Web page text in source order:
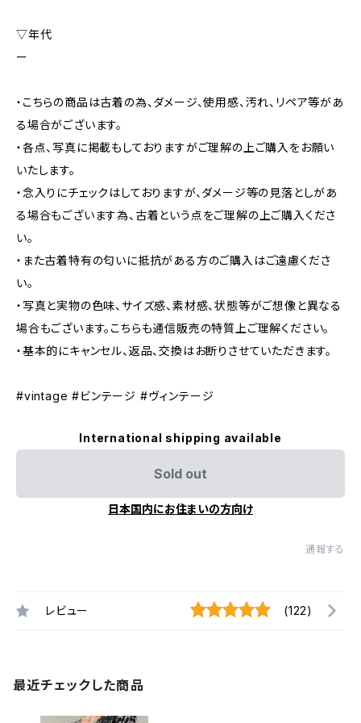
▽年代
ー
・こちらの商品は古着の為、ダメージ、使用感、汚れ、リペア等があ
る場合がございます。
・各点、写真に掲載もしておりますがご理解の上ご購入をお願い
いたします。
・念入りにチェックはしておりますが、ダメージ等の見落としがあ
る場合もございます為、古着という点をご理解の上ご購入くださ
い。
・また古着特有の匂いに抵抗がある方のご購入はご遠慮くださ
い。
・写真と実物の色味、サイズ感、素材感、状態等がご想像と異なる
場合もございます。こちらも通信販売の特質上ご理解ください。
・基本的にキャンセル、返品、交換はお断りさせていただきます。
#vintage #ビンテージ #ヴィンテージ
International shipping available
Sold out
日本国内にお住まいの方向け
通報する
レビュー (122)
最近チェックした商品